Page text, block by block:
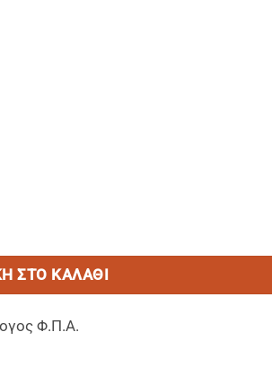
συνδυασμο και κλειδι με
ΣΤΟ ΚΑΛΆΘΙ
Φ.Π.Α.